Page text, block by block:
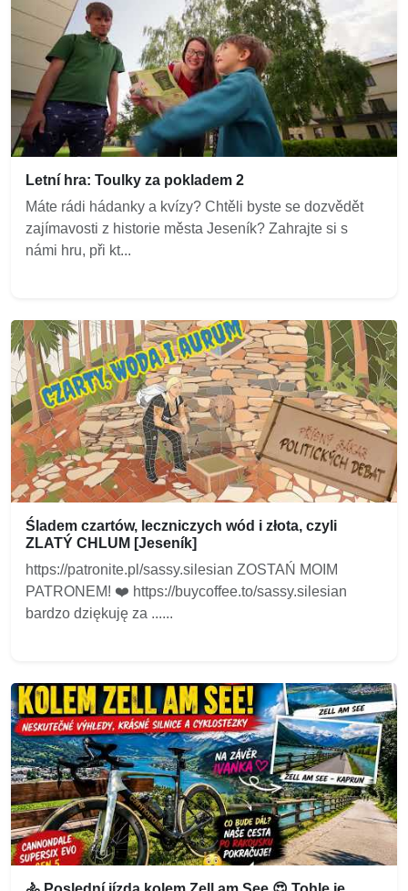
Letní hra: Toulky za pokladem 2
Máte rádi hádanky a kvízy? Chtěli byste se dozvědět
zajímavosti z historie města Jeseník? Zahrajte si s
námi hru, při kt...
Śladem czartów, leczniczych wód i złota, czyli
ZLATÝ CHLUM [Jeseník]
https://patronite.pl/sassy.silesian ZOSTAŃ MOIM
PATRONEM! ❤️ https://buycoffee.to/sassy.silesian
bardzo dziękuję za ......